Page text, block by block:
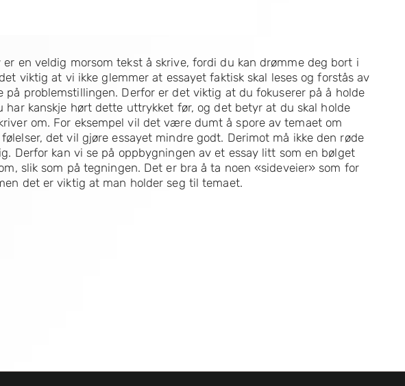
en veldig morsom tekst å skrive, fordi du kan drømme deg bort i
viktig at vi ikke glemmer at essayet faktisk skal leses og forstås av
på problemstillingen. Derfor er det viktig at du fokuserer på å holde
har kanskje hørt dette uttrykket før, og det betyr at du skal holde
om. For eksempel vil det være dumt å spore av temaet om
det vil gjøre essayet mindre godt. Derimot må ikke den røde
Derfor kan vi se på oppbygningen av et essay litt som en bølget
slik som på tegningen. Det er bra å ta noen «sideveier» som for
det er viktig at man holder seg til temaet.